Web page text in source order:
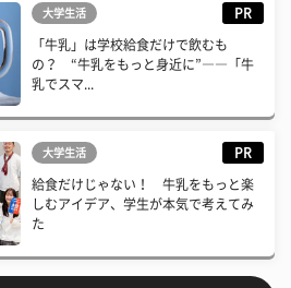
大学生活 PR
「牛乳」は学校給食だけで飲むも
の？ “牛乳をもっと身近に”――「牛
乳でスマ...
大学生活 PR
給食だけじゃない！ 牛乳をもっと楽
しむアイデア、学生が本気で考えてみ
た